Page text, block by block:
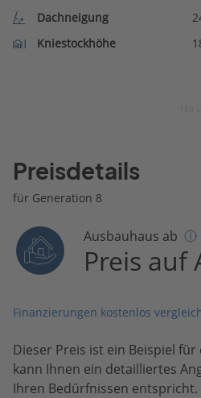
Dachneigung
Kniestockhöhe
Preisdetails
für Generation 8
Ausbauhaus ab
Preis auf
Finanzierungen kostenlos
Dieser Preis ist ein Beispiel
kann Ihnen ein detailliertes
Ihren Bedürfnissen entspricht.